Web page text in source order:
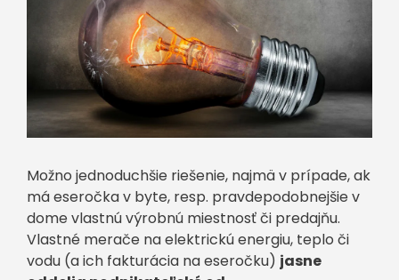
Možno jednoduchšie riešenie, najmä v prípade, ak
má eseročka v byte, resp. pravdepodobnejšie v
dome vlastnú výrobnú miestnosť či predajňu.
Vlastné merače na elektrickú energiu, teplo či
vodu (a ich fakturácia na eseročku) jasne